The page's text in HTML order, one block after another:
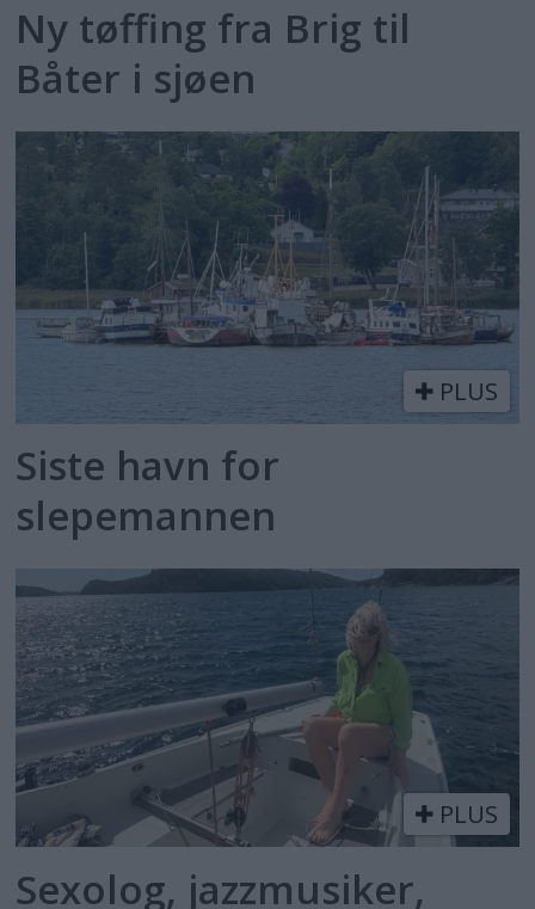
Ny tøffing fra Brig til
Båter i sjøen
PLUS
Siste havn for
slepemannen
PLUS
Sexolog, jazzmusiker,